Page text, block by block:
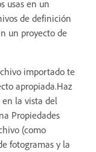
usas en un
de definición
un proyecto de
importado te
apropiada.Haz
la vista del
Propiedades
(como
fotogramas y la